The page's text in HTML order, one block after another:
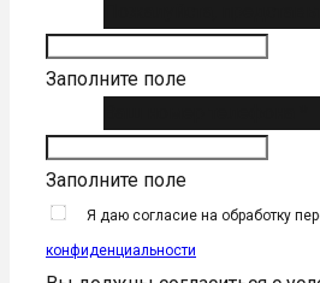
Заполните поле
Заполните поле
Я даю согласие на обработку
конфиденциальности